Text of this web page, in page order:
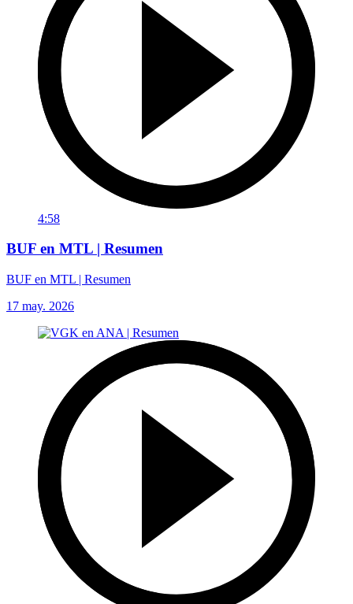
4:58
BUF en MTL | Resumen
BUF en MTL | Resumen
17 may. 2026